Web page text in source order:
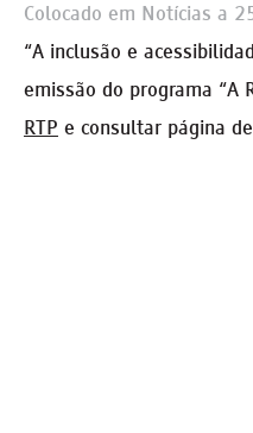
Colocado em Notícias a
“A inclusão e
emissão do programa “A
RTP e consultar página de